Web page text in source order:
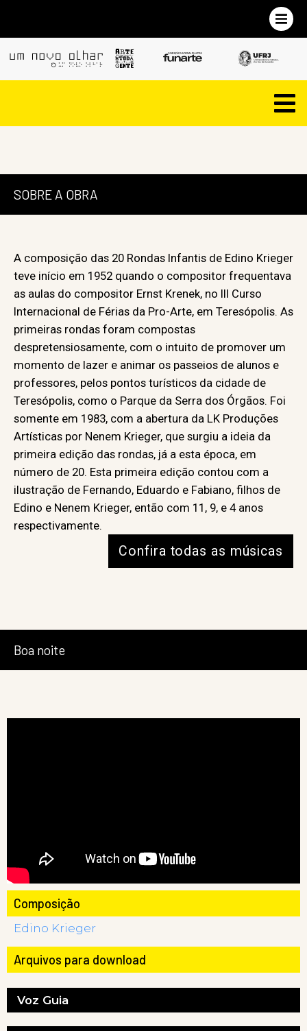
SOBRE A OBRA
A composição das 20 Rondas Infantis de Edino Krieger
teve início em 1952 quando o compositor frequentava
as aulas do compositor Ernst Krenek, no III Curso
Internacional de Férias da Pro-Arte, em Teresópolis. As
primeiras rondas foram compostas
despretensiosamente, com o intuito de promover um
momento de lazer e animar os passeios de alunos e
professores, pelos pontos turísticos da cidade de
Teresópolis, como o Parque da Serra dos Órgãos. Foi
somente em 1983, com a abertura da LK Produções
Artísticas por Nenem Krieger, que surgiu a ideia da
primeira edição das rondas, já a esta época, em
número de 20. Esta primeira edição contou com a
ilustração de Fernando, Eduardo e Fabiano, filhos de
Edino e Nenem Krieger, então com 11, 9, e 4 anos
respectivamente.
Confira todas as músicas
Boa noite
Composição
Edino Krieger
Arquivos para download
Voz Guia